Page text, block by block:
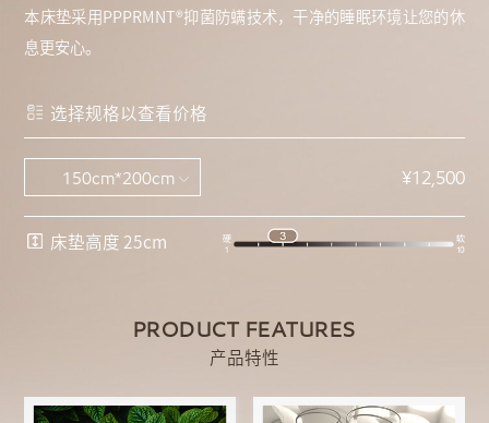
本床垫采用PPPRMNT®抑菌防螨技术，干净的睡眠环境让您的休
息更安心。
选择规格以查看价格
¥12,500
床垫高度 25cm
PRODUCT FEATURES
产品特性